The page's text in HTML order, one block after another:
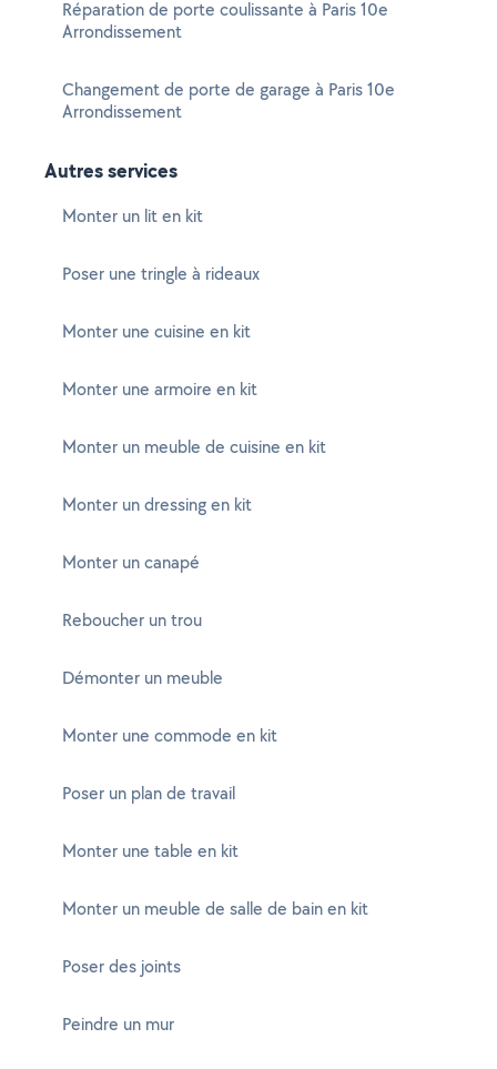
Réparation de porte coulissante à Paris 10e
Arrondissement
Changement de porte de garage à Paris 10e
Arrondissement
Autres services
Monter un lit en kit
Poser une tringle à rideaux
Monter une cuisine en kit
Monter une armoire en kit
Monter un meuble de cuisine en kit
Monter un dressing en kit
Monter un canapé
Reboucher un trou
Démonter un meuble
Monter une commode en kit
Poser un plan de travail
Monter une table en kit
Monter un meuble de salle de bain en kit
Poser des joints
Peindre un mur